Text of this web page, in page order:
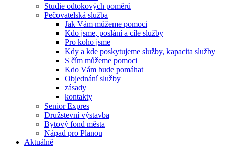
Studie odtokových poměrů
Pečovatelská služba
Jak Vám můžeme pomoci
Kdo jsme, poslání a cíle služby
Pro koho jsme
Kdy a kde poskytujeme služby, kapacita služby
S čím můžeme pomoci
Kdo Vám bude pomáhat
Objednání služby
zásady
kontakty
Senior Expres
Družstevní výstavba
Bytový fond města
Nápad pro Planou
Aktuálně